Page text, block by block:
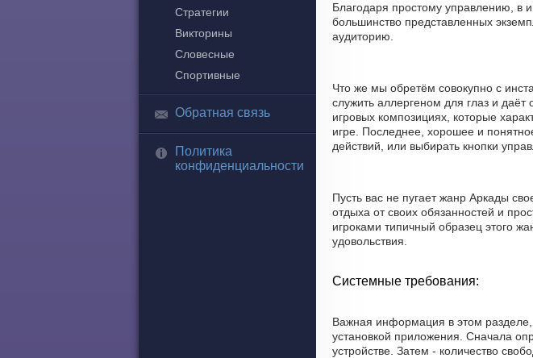
Стратегии
Викторины
Словесные
Спортивные
Обратная связь
Политика
конфиденциальности
Благодаря простому управлению, в
большинство представленных
аудиторию.
Что же мы обретём совокупно с
служить аллергеном для глаз и
игровых композициях, которые
игре. Последнее, хорошее и
действий, или выбирать кнопки
Пусть вас не пугает жанр Аркады
отдыха от своих обязанностей и
игроками типичный образец этого
удовольствия.
Системные требования:
Важная информация в этом разделе,
установкой приложения. Сначала
устройстве. Затем - количество